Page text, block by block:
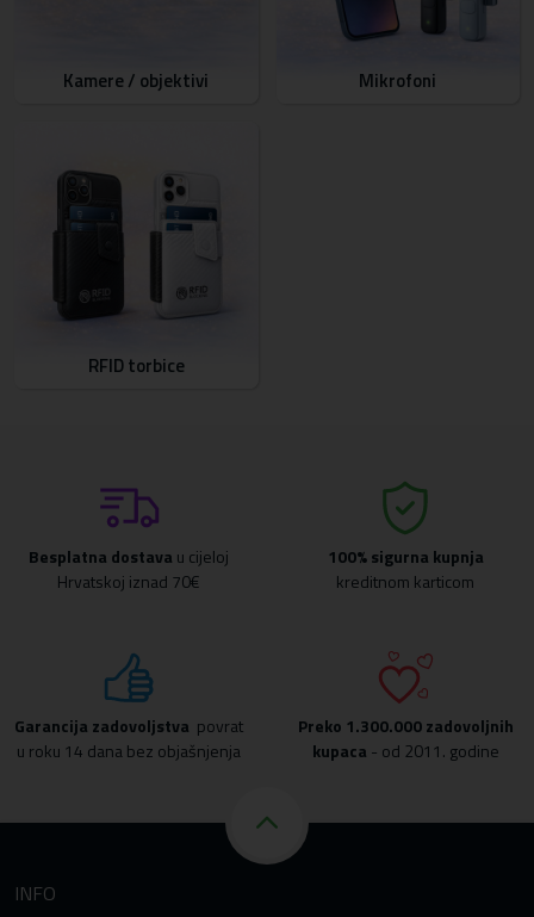
Kamere / objektivi Mikrofoni
RFID torbice
Besplatna dostava u cijeloj
Hrvatskoj iznad 70€
100% sigurna kupnja
kreditnom karticom
Garancija zadovoljstva povrat
u roku 14 dana bez objašnjenja
Preko 1.300.000 zadovoljnih
kupaca - od 2011. godine
INFO